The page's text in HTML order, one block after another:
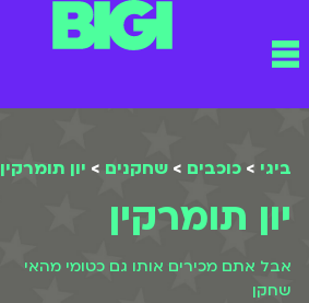
תפריט
ביגי > כוכבים > שחקנים > יון תומרקין
יון תומרקין
אבל אתם מכירים אותו גם כטומי מהאי
שחקן